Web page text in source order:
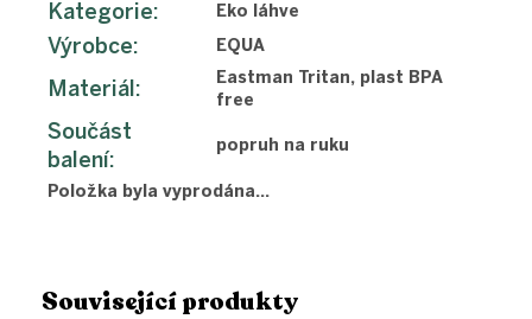
Související produkty
Kategorie: Eko láhve
Výrobce: EQUA
Materiál:
Eastman Tritan, plast BPA
free
Součást
balení:
popruh na ruku
Položka byla vyprodána…